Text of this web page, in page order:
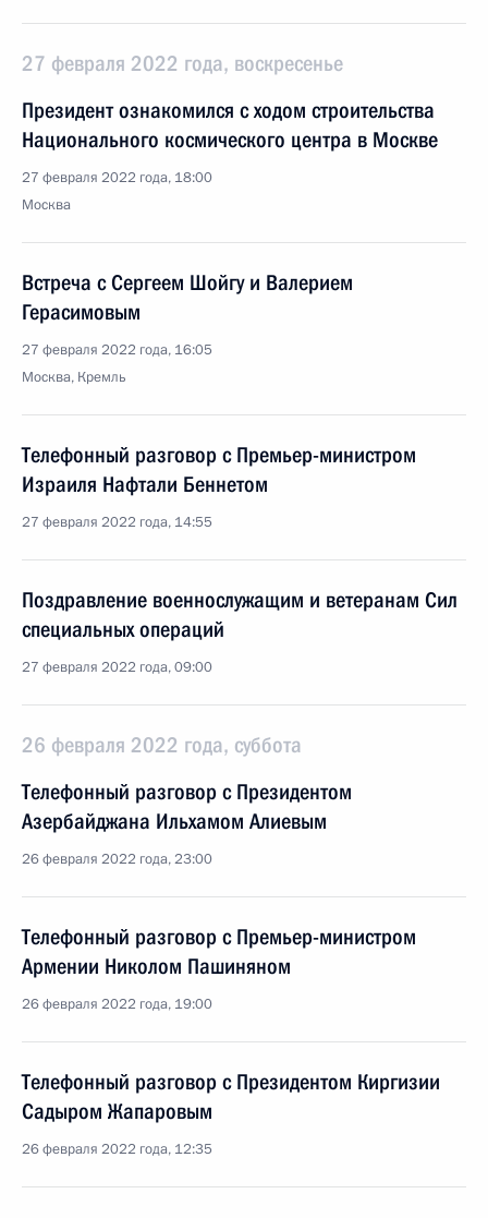
27 февраля 2022 года, воскресенье
Президент ознакомился с ходом строительства
Национального космического центра в Москве
27 февраля 2022 года, 18:00
Москва
Встреча с Сергеем Шойгу и Валерием
Герасимовым
27 февраля 2022 года, 16:05
Москва, Кремль
Телефонный разговор с Премьер-министром
Израиля Нафтали Беннетом
27 февраля 2022 года, 14:55
Поздравление военнослужащим и ветеранам Сил
специальных операций
27 февраля 2022 года, 09:00
26 февраля 2022 года, суббота
Телефонный разговор с Президентом
Азербайджана Ильхамом Алиевым
26 февраля 2022 года, 23:00
Телефонный разговор с Премьер-министром
Армении Николом Пашиняном
26 февраля 2022 года, 19:00
Телефонный разговор с Президентом Киргизии
Садыром Жапаровым
26 февраля 2022 года, 12:35